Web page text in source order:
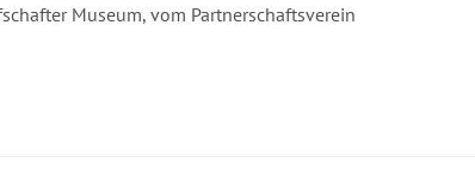
Museum, vom Partnerschaftsverein